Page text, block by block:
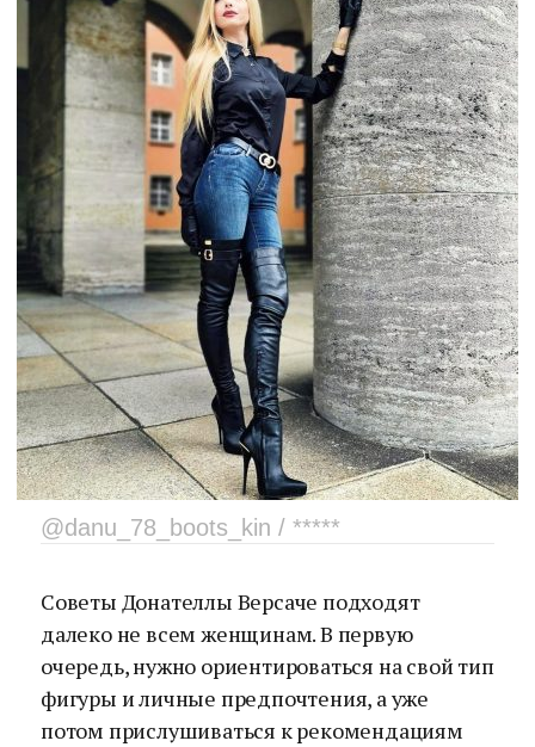
@danu_78_boots_kin / *****
Советы Донателлы Версаче подходят
далеко не всем женщинам. В первую
очередь, нужно ориентироваться на свой тип
фигуры и личные предпочтения, а уже
потом прислушиваться к рекомендациям